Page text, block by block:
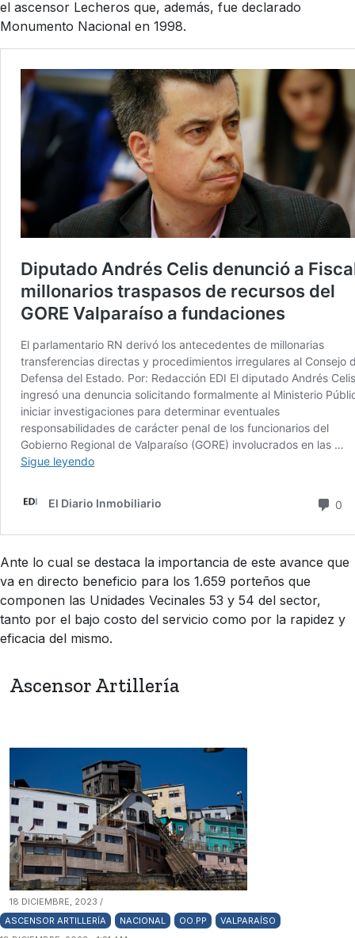
el ascensor Lecheros que, además, fue declarado
Monumento Nacional en 1998.
Ante lo cual se destaca la importancia de este avance que
va en directo beneficio para los 1.659 porteños que
componen las Unidades Vecinales 53 y 54 del sector,
tanto por el bajo costo del servicio como por la rapidez y
eficacia del mismo.
Ascensor Artillería
18 DICIEMBRE, 2023 /
ASCENSOR ARTILLERÍA
NACIONAL OO.PP
VALPARAÍSO